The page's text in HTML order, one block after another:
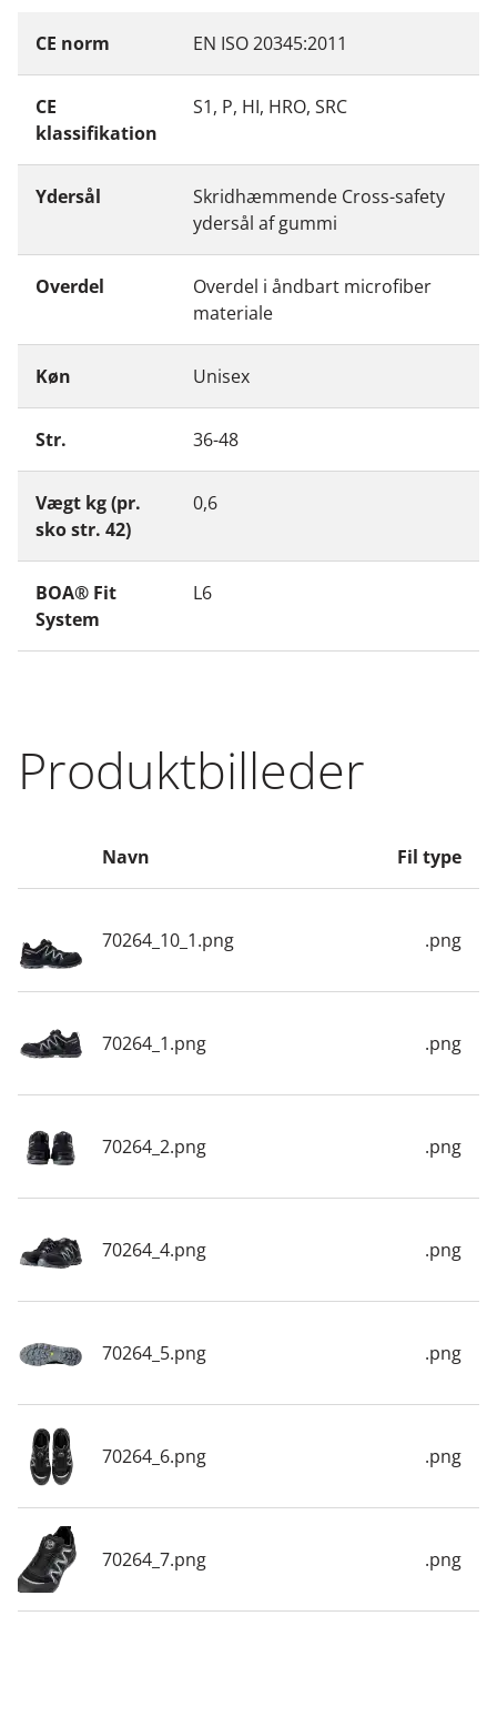
CE norm EN ISO 20345:2011
CE
klassifikation
S1, P, HI, HRO, SRC
Ydersål
Skridhæmmende Cross-safety
ydersål af gummi
Overdel
Overdel i åndbart microfiber
materiale
Køn Unisex
Str. 36-48
Vægt kg (pr.
sko str. 42)
0,6
BOA® Fit
System
L6
Produktbilleder
Navn Fil type
70264_10_1.png .png
70264_1.png .png
70264_2.png .png
70264_4.png .png
70264_5.png .png
70264_6.png .png
70264_7.png .png